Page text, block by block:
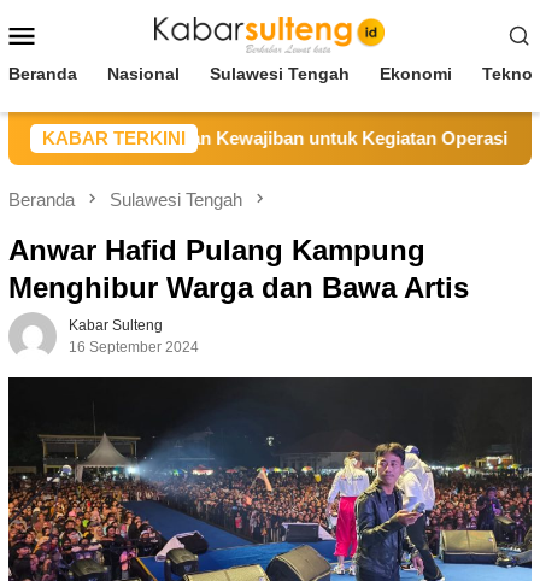
ke
Mobile
Beranda Nasional Sulawesi Tengah Ekonomi
KABAR TERKINI
Selesaikan Kewajiban untuk Kegiatan Operasi
Beranda Sulawesi Tengah
Anwar Hafid Pulang Kampung
Menghibur Warga dan Bawa Artis
Kabar Sulteng
16 September 2024